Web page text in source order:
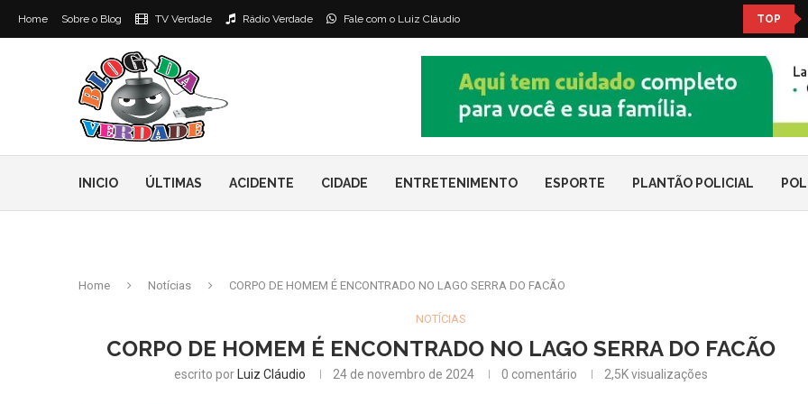
Home Sobre o Blog TV Verdade Rádio Verdade Fale com o Luiz Cláudio TOP
INICIO ÚLTIMAS ACIDENTE CIDADE ENTRETENIMENTO ESPORTE PLANTÃO POLICIAL
Home Notícias CORPO DE HOMEM É ENCONTRADO NO LAGO SERRA DO FACÃO
NOTÍCIAS
CORPO DE HOMEM É ENCONTRADO NO LAGO SERRA DO FACÃO
escrito por Luiz Cláudio 24 de novembro de 2024 0 comentário 2,5Kvisualizações